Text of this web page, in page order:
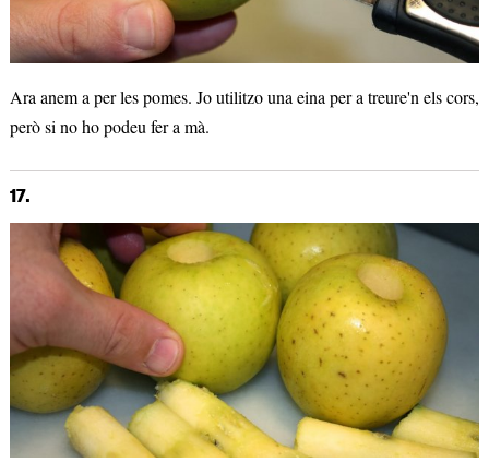
Ara anem a per les pomes. Jo utilitzo una eina per a treure'n els cors,
però si no ho podeu fer a mà.
17.